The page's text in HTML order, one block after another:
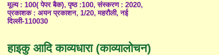
मूल्य : 100( पेपर बैक), पृष्ठ :100, संस्करण : 2020,
प्रकाशक : अयन प्रकाशन, 1/20, महरौली, नई
दिल्ली-110030
हाइकु आदि काव्यधारा (काव्यालोचन)